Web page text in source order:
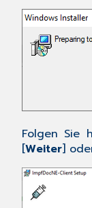
Folgen Sie
[Weiter]